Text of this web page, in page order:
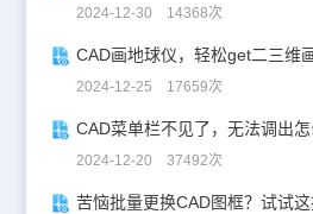
2024-12-30 14368次
CAD画地球仪，轻松get二三维
2024-12-25 17659次
CAD菜单栏不见了，无法调出怎
2024-12-20 37492次
苦恼批量更换CAD图框？试试这